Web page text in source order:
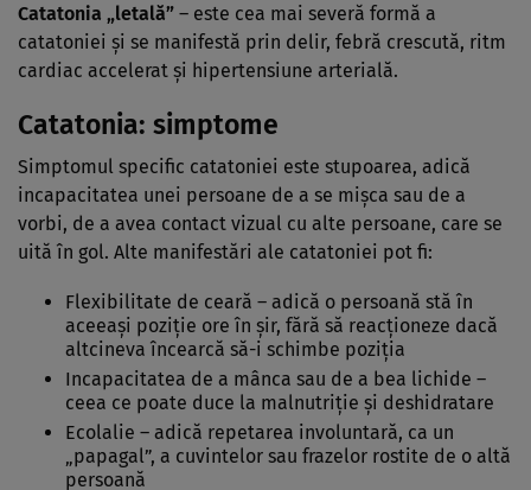
Catatonia „letală” – este cea mai severă formă a
catatoniei şi se manifestă prin delir, febră crescută, ritm
cardiac accelerat şi hipertensiune arterială.
Catatonia: simptome
Simptomul specific catatoniei este stupoarea, adică
incapacitatea unei persoane de a se mişca sau de a
vorbi, de a avea contact vizual cu alte persoane, care se
uită în gol. Alte manifestări ale catatoniei pot fi:
Flexibilitate de ceară – adică o persoană stă în
aceeaşi poziţie ore în şir, fără să reacţioneze dacă
altcineva încearcă să-i schimbe poziţia
Incapacitatea de a mânca sau de a bea lichide –
ceea ce poate duce la malnutriţie şi deshidratare
Ecolalie – adică repetarea involuntară, ca un
„papagal”, a cuvintelor sau frazelor rostite de o altă
persoană